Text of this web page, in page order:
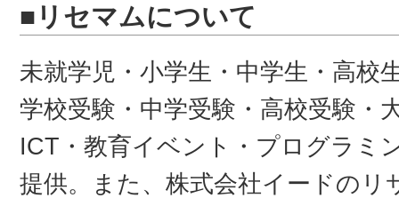
■リセマムについて
未就学児・小学生・中学生・高校
学校受験・中学受験・高校受験・
ICT・教育イベント・プログラミ
提供。また、株式会社イードの